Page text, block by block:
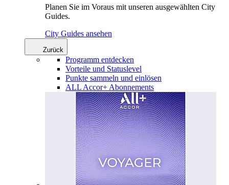
Planen Sie im Voraus mit unseren ausgewählten City
Guides.
City Guides ansehen
Zurück
Programm entdecken
Vorteile und Statuslevel
Punkte sammeln und einlösen
ALL Accor+ Abonnements